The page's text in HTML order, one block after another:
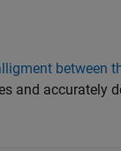
between
and